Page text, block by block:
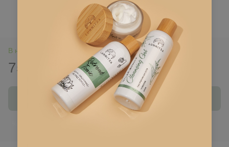
В наличии
75 грн 640 грн
Купить